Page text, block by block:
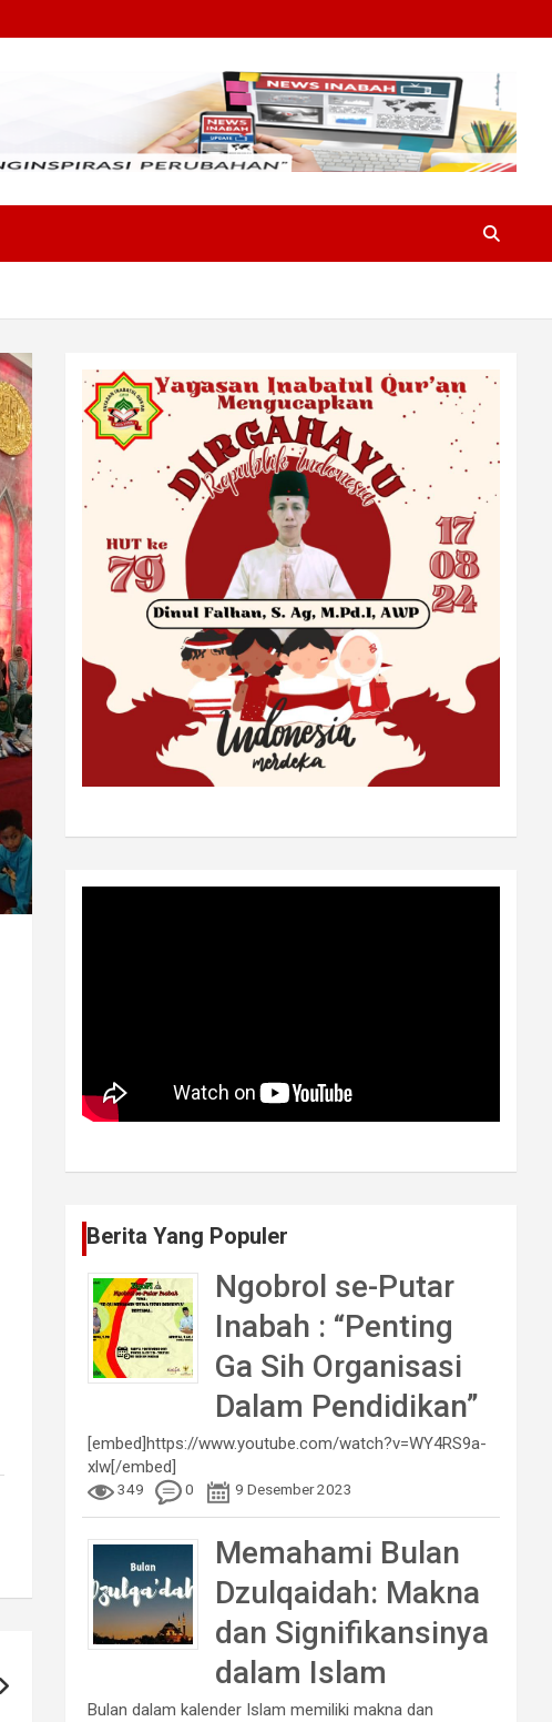
Berita Yang Populer
Ngobrol se-Putar
Inabah : “Penting
Ga Sih Organisasi
Dalam Pendidikan”
[embed]https://www.youtube.com/watch?v=WY4RS9a-
xlw[/embed]
349 0 9 Desember 2023
Memahami Bulan
Dzulqaidah: Makna
dan Signifikansinya
dalam Islam
Bulan dalam kalender Islam memiliki makna dan